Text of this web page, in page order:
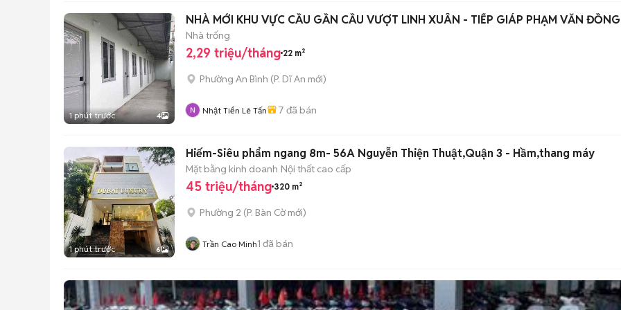
1 phút trước 4
NHÀ MỚI KHU VỰC CẦU GẦN CẦU VƯỢT LINH XUÂN - TIẾP GIÁP PHẠM VĂN
Nhà trống
2,29 triệu/tháng 22 m²
Phường An Bình (P. Dĩ An mới)
Nhật Tiển Lê Tấn 7 đã bán
1 phút trước 6
Hiếm-Siêu phẩm ngang 8m- 56A Nguyễn Thiện Thuật,Quận 3 - Hầm,thang máy
Mặt bằng kinh doanh Nội thất cao cấp
45 triệu/tháng 320 m²
Phường 2 (P. Bàn Cờmới)
Trần Cao Minh1 đã bán